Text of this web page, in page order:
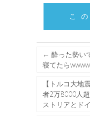
こ
← 酔った勢い
寝てたらwwww
【トルコ大地
者2万8000人
ストリアとド